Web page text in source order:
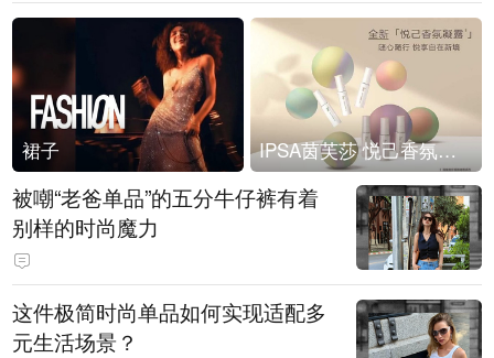
裙子 IPSA茵芙莎 悦己香氛凝露上市
被嘲“老爸单品”的五分牛仔裤有着
别样的时尚魔力
这件极简时尚单品如何实现适配多
元生活场景？